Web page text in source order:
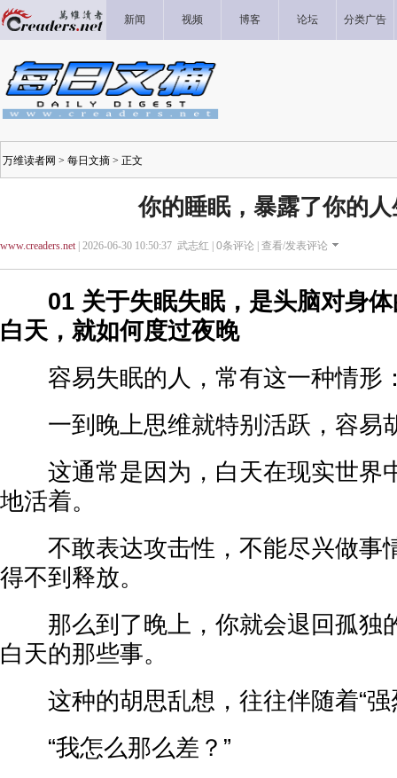
新闻 视频 博客 论坛 分类广告
万维读者网 > 每日文摘 > 正文
你的睡眠，暴露了你的
www.creaders.net| 2026-06-30 10:50:37 武志红 | 0条评论 | 查看/发表评论
01 关于失眠失眠，是头脑对身
白天，就如何度过夜晚
容易失眠的人，常有这一种情形
一到晚上思维就特别活跃，容易
这通常是因为，白天在现实世界
地活着。
不敢表达攻击性，不能尽兴做事
得不到释放。
那么到了晚上，你就会退回孤独
白天的那些事。
这种的胡思乱想，往往伴随着“强
“我怎么那么差？”